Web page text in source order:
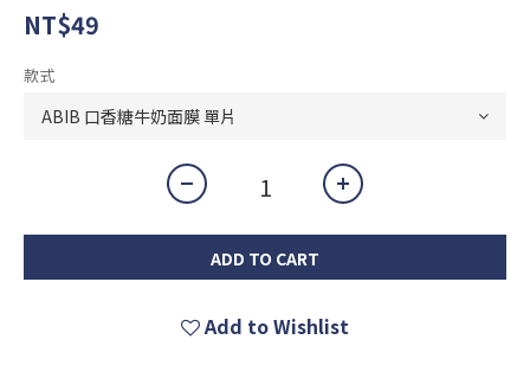
NT$49
款式
ADD TO CART
Add to Wishlist